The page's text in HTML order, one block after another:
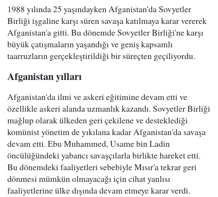
1988 yılında 25 yaşındayken Afganistan'da Sovyetler
Birliği işgaline karşı süren savaşa katılmaya karar vererek
Afganistan'a gitti. Bu dönemde Sovyetler Birliği'ne karşı
büyük çatışmaların yaşandığı ve geniş kapsamlı
taarruzların gerçekleştirildiği bir süreçten geçiliyordu.
Afganistan yılları
Afganistan'da ilmi ve askeri eğitimine devam etti ve
özellikle askeri alanda uzmanlık kazandı. Sovyetler Birliği
mağlup olarak ülkeden geri çekilene ve desteklediği
komünist yönetim de yıkılana kadar Afganistan'da savaşa
devam etti. Ebu Muhammed, Usame bin Ladin
öncülüğündeki yabancı savaşçılarla birlikte hareket etti.
Bu dönemdeki faaliyetleri sebebiyle Mısır'a tekrar geri
dönmesi mümkün olmayacağı için cihat yanlısı
faaliyetlerine ülke dışında devam etmeye karar verdi.